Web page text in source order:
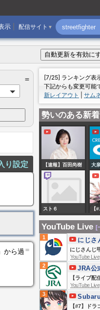
配信サイト ▼
示
＝
り設定
＝
から過
[7/25] ランキング表
下記からも変更可能
新レイアウト
サム
勢いのある新
【速報】百田尚樹
への捜査開始？！
女性議員を隠れ家
トゥー全部見せ
て」？！振られた
らデマ誹謗中傷、
恋すればなんでも
ない距離？！
大
謝
ん
生
スト６ 【
日
チ
る
【
ち
ゃ
YouTube Live [
1
にじさんじ
#にじ甲
にじさ
YouTube Live
2
【ライブ配
競馬全レー
幌）
JRA公
YouTube Live
3
【#7】ド
バル